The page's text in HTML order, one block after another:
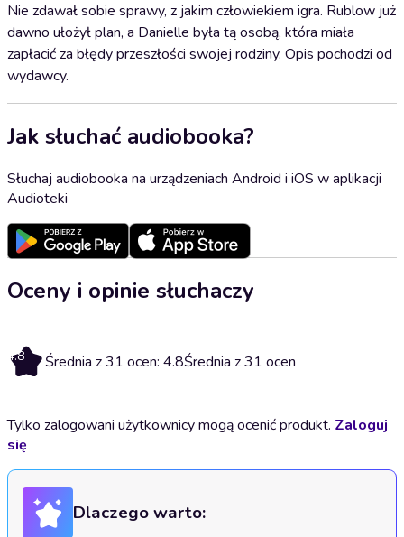
Nie zdawał sobie sprawy, z jakim człowiekiem igra. Rublow już
dawno ułożył plan, a Danielle była tą osobą, która miała
zapłacić za błędy przeszłości swojej rodziny. Opis pochodzi od
wydawcy.
Jak słuchać audiobooka?
Słuchaj audiobooka na urządzeniach Android i iOS w aplikacji
Audioteki
Oceny i opinie słuchaczy
4.8 Średnia z 31 ocen: 4.8Średnia z 31 ocen
Tylko zalogowani użytkownicy mogą ocenić produkt. Zaloguj
się
Dlaczego warto: